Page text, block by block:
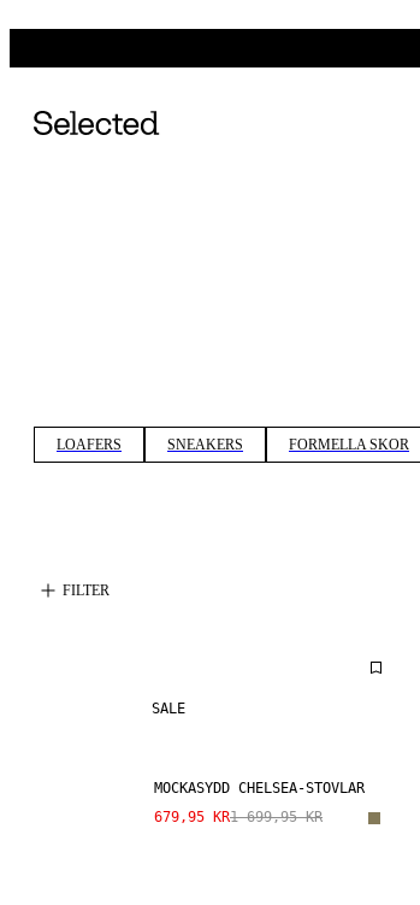
LOAFERS SNEAKERS FORMELLA SKOR
FILTER
SALE
MOCKASYDD CHELSEA-STÖVLAR
679,95 KR1 699,95 KR